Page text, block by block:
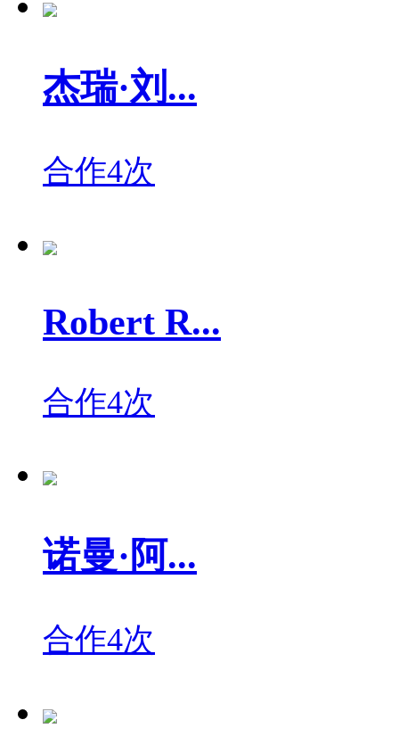
杰瑞·刘...
合作4次
Robert R...
合作4次
诺曼·阿...
合作4次